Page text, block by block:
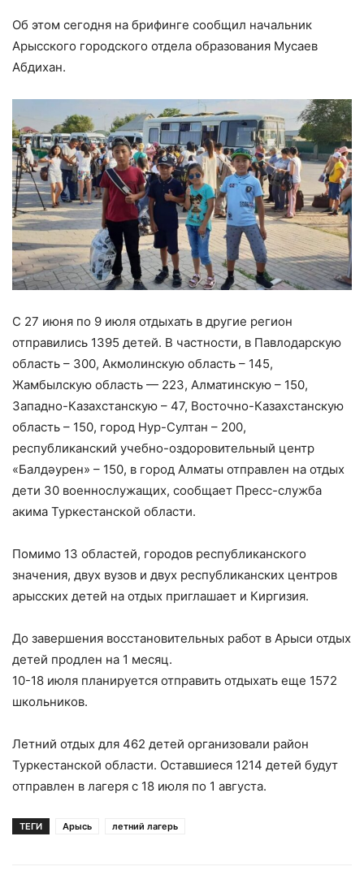
Об этом сегодня на брифинге сообщил начальник
Арысского городского отдела образования Мусаев
Абдихан.
С 27 июня по 9 июля отдыхать в другие регион
отправились 1395 детей. В частности, в Павлодарскую
область – 300, Акмолинскую область – 145,
Жамбылскую область — 223, Алматинскую – 150,
Западно-Казахстанскую – 47, Восточно-Казахстанскую
область – 150, город Нур-Султан – 200,
республиканский учебно-оздоровительный центр
«Балдәурен» – 150, в город Алматы отправлен на отдых
дети 30 военнослужащих, сообщает Пресс-служба
акима Туркестанской области.
Помимо 13 областей, городов республиканского
значения, двух вузов и двух республиканских центров
арысских детей на отдых приглашает и Киргизия.
До завершения восстановительных работ в Арыси отдых
детей продлен на 1 месяц.
10-18 июля планируется отправить отдыхать еще 1572
школьников.
Летний отдых для 462 детей организовали район
Туркестанской области. Оставшиеся 1214 детей будут
отправлен в лагеря с 18 июля по 1 августа.
ТЕГИ Арысь летний лагерь